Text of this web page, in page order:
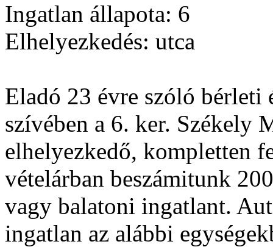
Ingatlan állapota: 6
Elhelyezkedés: utca
Eladó 23 évre szóló bérleti
szívében a 6. ker. Székely
elhelyezkedő, kompletten
vételárban beszámitunk
vagy balatoni ingatlant.
ingatlan az alábbi